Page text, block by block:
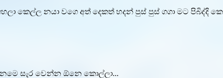
කෙල්ල නයා වගෙ අත් දෙකත් හදන් පුස් පුස් ගගා මට පිබිද්දි
සැර වෙන්න ඕනෙ කොල්ලා...